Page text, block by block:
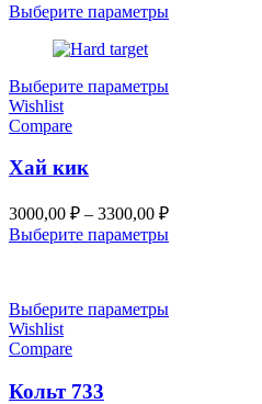
цен:
Выберите параметры
Выберите параметры
Wishlist
Compare
Хай кик
3000,00 ₽ – 3300,00 ₽Диапазон
цен:
Выберите параметры
Выберите параметры
Wishlist
Compare
Кольт 733